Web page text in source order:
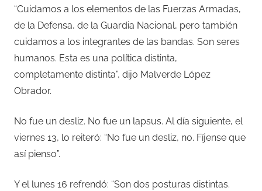
“Cuidamos a los elementos de las Fuerzas Armadas,
de la Defensa, de la Guardia Nacional, pero también
cuidamos a los integrantes de las bandas. Son seres
humanos. Esta es una política distinta,
completamente distinta”, dijo Malverde López
Obrador.
No fue un desliz. No fue un lapsus. Al día siguiente, el
viernes 13, lo reiteró: “No fue un desliz, no. Fíjense que
así pienso”.
Y el lunes 16 refrendó: “Son dos posturas distintas.